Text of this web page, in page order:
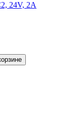
24V, 2А